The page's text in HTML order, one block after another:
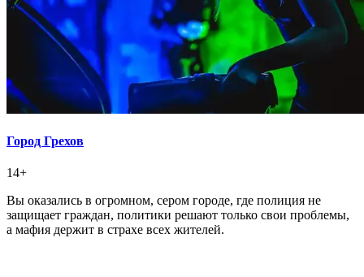
Город Грехов
14+
Вы оказались в огромном, сером городе, где полиция не
защищает граждан, политики решают только свои проблемы,
а мафия держит в страхе всех жителей.